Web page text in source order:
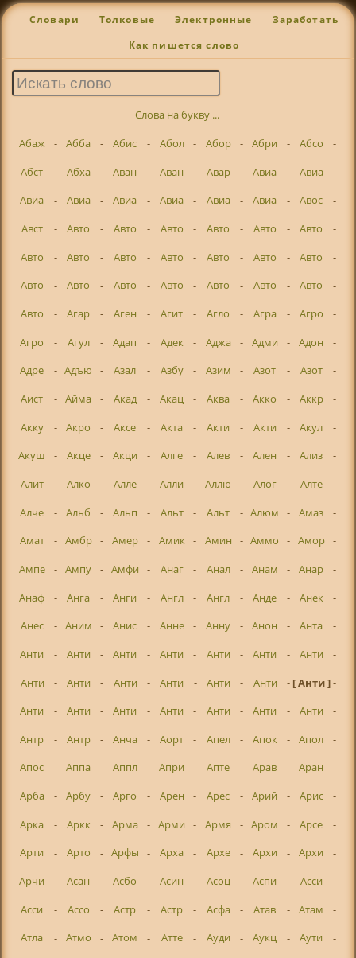
Словари Толковые Электронные Заработать
Как пишется слово
Слова на букву ...
Абаж
- Абба - Абис - Абол - Абор - Абри - Абсо
-
Абст
- Абха - Аван - Аван - Авар - Авиа - Авиа
-
Авиа
- Авиа - Авиа - Авиа - Авиа - Авиа - Авос
-
Авст
- Авто - Авто - Авто - Авто - Авто - Авто
-
Авто
- Авто - Авто - Авто - Авто - Авто - Авто
-
Авто
- Авто - Авто - Авто - Авто - Авто - Авто
-
Авто
- Агар - Аген - Агит - Агло - Агра - Агро
-
Агро
- Агул - Адап - Адек - Аджа - Адми - Адон
-
Адре
- Адъю - Азал - Азбу - Азим - Азот - Азот
-
Аист
- Айма - Акад - Акац - Аква - Акко - Аккр
-
Акку
- Акро - Аксе - Акта - Акти - Акти - Акул
-
Акуш
- Акце - Акци - Алге - Алев - Ален - Ализ
-
Алит
- Алко - Алле - Алли - Аллю - Алог - Алте
-
Алче
- Альб - Альп - Альт - Альт - Алюм - Амаз
-
Амат
- Амбр - Амер - Амик - Амин - Аммо - Амор -
Ампе
- Ампу - Амфи - Анаг - Анал - Анам - Анар
-
Анаф
- Анга - Анги - Англ - Англ - Анде - Анек
-
Анес
- Аним - Анис - Анне - Анну - Анон - Анта
-
Анти
- Анти - Анти - Анти - Анти - Анти - Анти
-
Анти
- Анти - Анти - Анти - Анти - Анти - [ Анти ]-
Анти
- Анти - Анти - Анти - Анти - Анти - Анти
-
Антр
- Антр - Анча - Аорт - Апел - Апок - Апол
-
Апос
- Аппа - Аппл - Апри - Апте - Арав - Аран
-
Арба
- Арбу - Арго - Арен - Арес - Арий - Арис
-
Арка
- Аркк - Арма - Арми - Армя - Аром - Арсе
-
Арти
- Арто - Арфы - Арха - Архе - Архи - Архи
-
Арчи
- Асан - Асбо - Асин - Асоц - Аспи - Асси
-
Асси
- Ассо - Астр - Астр - Асфа - Атав - Атам
-
Атла
- Атмо - Атом - Атте - Ауди - Аукц - Аути
-